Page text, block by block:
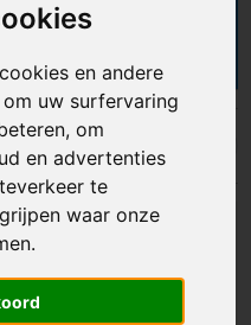
en andere
uw surfervaring
om
en advertenties
te
waar onze